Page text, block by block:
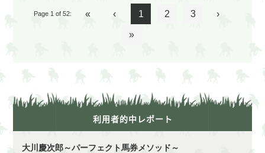
Page 1 of 52: « ‹ 1 2 3 ›
»
利用者的中レポート
大川慶次郎～パーフェクト馬券メソッド～